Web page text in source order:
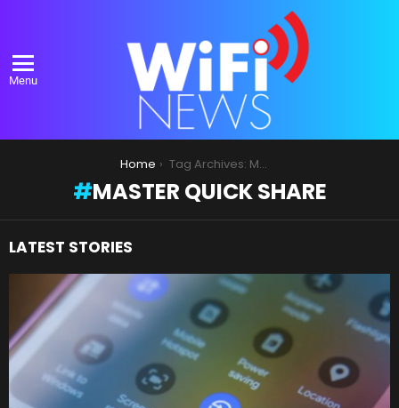
Menu
Home Tag Archives: Master Quick Share
MASTER QUICK SHARE
LATEST STORIES